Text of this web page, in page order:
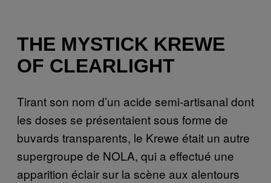
THE MYSTICK KREWE
OF CLEARLIGHT
Tirant son nom d’un acide semi-artisanal dont
les doses se présentaient sous forme de
buvards transparents, le Krewe était un autre
supergroupe de NOLA, qui a effectué une
apparition éclair sur la scène aux alentours